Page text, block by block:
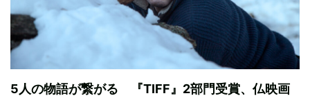
5人の物語が繋がる 『TIFF』2部門受賞、仏映画​​